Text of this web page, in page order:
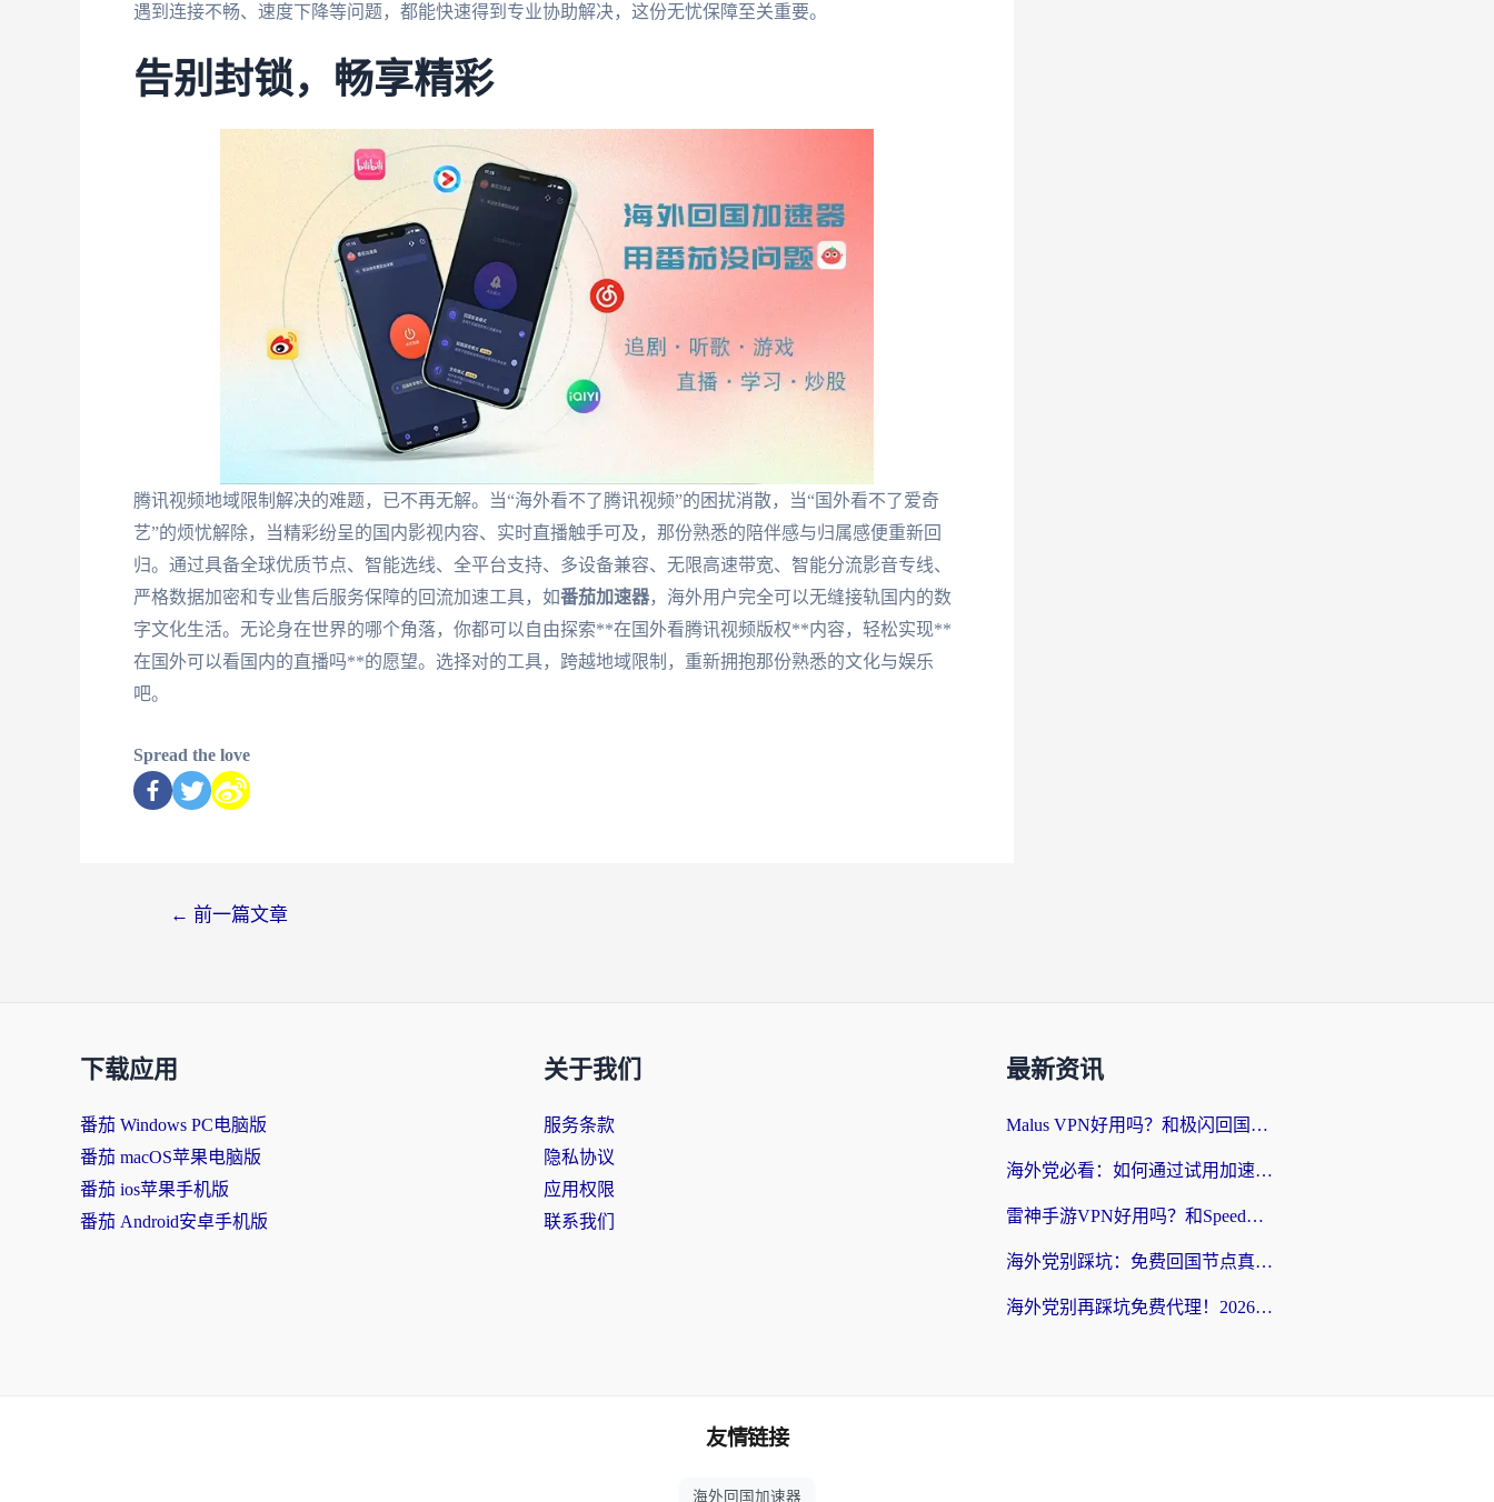
遇到连接不畅、速度下降等问题，都能快速得到专业协助解决，这份无忧保障至关重要。
告别封锁，畅享精彩
腾讯视频地域限制解决的难题，已不再无解。当“海外看不了腾讯视频”的困扰消散，当“国外看不了爱奇
艺”的烦忧解除，当精彩纷呈的国内影视内容、实时直播触手可及，那份熟悉的陪伴感与归属感便重新回
归。通过具备全球优质节点、智能选线、全平台支持、多设备兼容、无限高速带宽、智能分流影音专线、
严格数据加密和专业售后服务保障的回流加速工具，如番茄加速器，海外用户完全可以无缝接轨国内的数
字文化生活。无论身在世界的哪个角落，你都可以自由探索**在国外看腾讯视频版权**内容，轻松实现**
在国外可以看国内的直播吗**的愿望。选择对的工具，跨越地域限制，重新拥抱那份熟悉的文化与娱乐
吧。
Spread the love
← 前一篇文章
下载应用
番茄 Windows PC电脑版
番茄 macOS苹果电脑版
番茄 ios苹果手机版
番茄 Android安卓手机版
关于我们
服务条款
隐私协议
应用权限
联系我们
最新资讯
Malus VPN好用吗？和极闪回国VPN对比哪个回国效果更好？海外党亲测3款加速器+避坑指南
海外党必看：如何通过试用加速器解决国内APP地区限制？附2026最新对比测评
雷神手游VPN好用吗？和SpeedCN VPN对比哪个回国效果更好？海外党亲测3款加速器+避坑指南
海外党别踩坑：免费回国节点真的靠谱吗？教你选对加速器无缝访问国内资源
海外党别再踩坑免费代理！2026回国加速器全攻略：从选线到避坑，无缝访问国内资源
友情链接
海外回国加速器